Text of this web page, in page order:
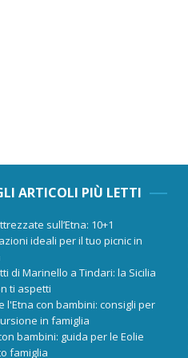
ARTICOLI PIÙ LETTI
sull’Etna: 10+1
ideali per il tuo picnic in
di Marinello a Tindari: la Sicilia
ti aspetti
l'Etna con bambini: consigli per
in famiglia
bambini: guida per le Eolie
famiglia